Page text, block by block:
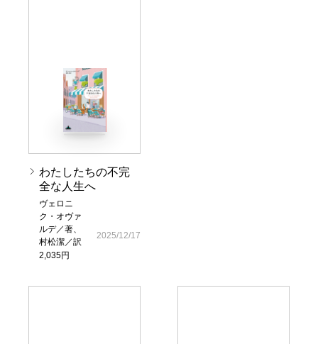
わたしたちの不完
全な人生へ
ヴェロニ
ク・オヴァ
ルデ／著、
村松潔／訳
2,035円
2025/12/17